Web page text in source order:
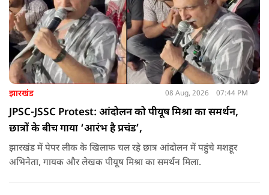
झारखंड 08 Aug, 2026 07:44 PM
JPSC-JSSC Protest: आंदोलन को पीयूष मिश्रा का समर्थन,
छात्रों के बीच गाया ‘आरंभ है प्रचंड’,
झारखंड में पेपर लीक के खिलाफ चल रहे छात्र आंदोलन में पहुंचे मशहूर
अभिनेता, गायक और लेखक पीयूष मिश्रा का समर्थन मिला.